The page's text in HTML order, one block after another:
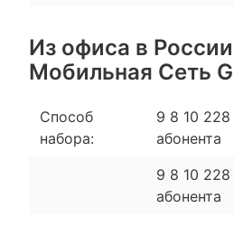
Из офиса в
Мобильная Сеть
Способ
набора:
9 8 10
абонента
9 8 10
абонента